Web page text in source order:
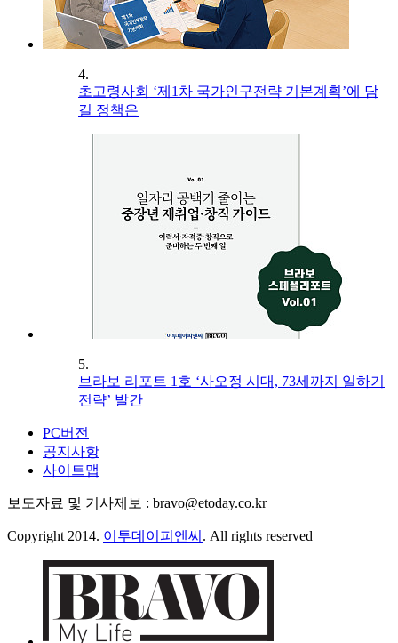
4.
초고령사회 ‘제1차 국가인구전략 기본계획’에 담
길 정책은
5.
브라보 리포트 1호 ‘사오정 시대, 73세까지 일하기
전략’ 발간
PC버전
공지사항
사이트맵
보도자료 및 기사제보 : bravo@etoday.co.kr
Copyright 2014. 이투데이피엔씨 . All rights reserved